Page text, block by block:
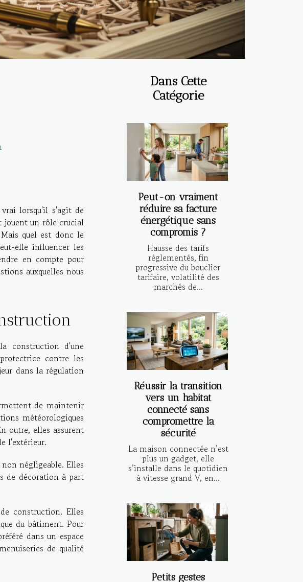
lorsqu'il s'agit de
jouent un rôle crucial
quel est donc le
elle influencer les
en compte pour
auxquelles nous
construction d'une
contre les
dans la régulation
de maintenir
météorologiques
outre, elles assurent
l'extérieur.
négligeable. Elles
de décoration à part
construction. Elles
du bâtiment. Pour
dans un espace
de qualité
Dans Cette
Catégorie
Peut-on vraiment
réduire sa facture
énergétique sans
compromis ?
Hausse des tarifs
réglementés, fin
progressive du bouclier
tarifaire, volatilité des
marchés de...
Réussir la transition
vers un habitat
connecté sans
compromettre la
sécurité
La maison connectée n’est
plus un gadget, elle
s’installe dans le quotidien
à vitesse grand V, en...
Petits gestes